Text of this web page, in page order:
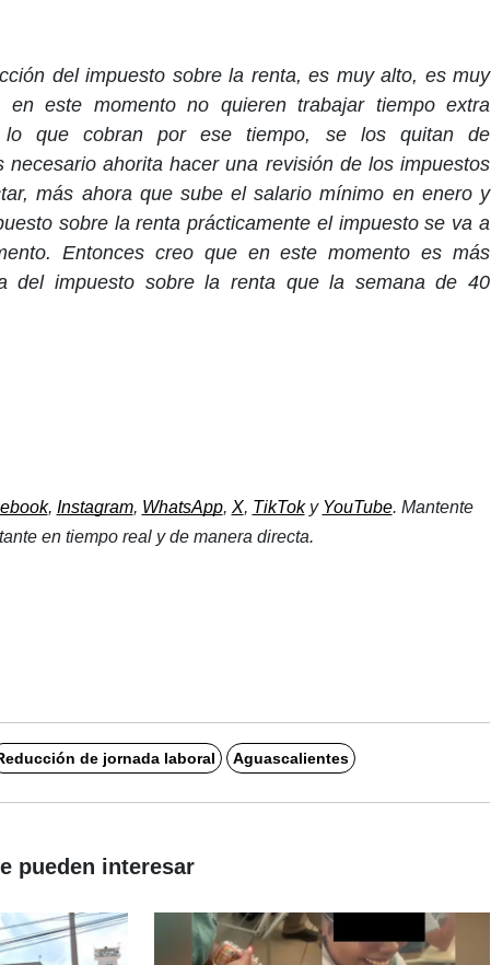
del impuesto sobre la renta, es muy alto, es muy
en este momento no quieren trabajar tiempo extra
lo que cobran por ese tiempo, se los quitan de
necesario ahorita hacer una revisión de los impuestos
más ahora que sube el salario mínimo en enero y
sobre la renta prácticamente el impuesto se va a
Entonces creo que en este momento es más
del impuesto sobre la renta que la semana de 40
, Instagram, WhatsApp, X, TikTok y YouTube. Mantente
en tiempo real y de manera directa.
de jornada laboral Aguascalientes
pueden interesar